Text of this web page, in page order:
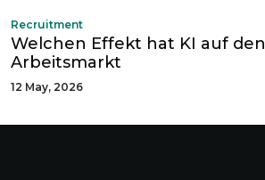
Recruitment
Welchen Effekt hat KI auf den
Arbeitsmarkt
12 May, 2026